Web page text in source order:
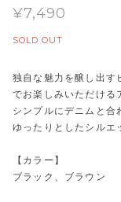
¥7,490
SOLD OUT
独自な魅力を醸し出す
でお楽しみいただける
シンプルにデニムと
ゆったりとしたシルエ
【カラー】
ブラック、ブラウン